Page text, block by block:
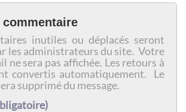
inutiles ou déplacés seront
les administrateurs du site. Votre
ne sera pas affichée. Les retours à
convertis automatiquement. Le
supprimé du message.